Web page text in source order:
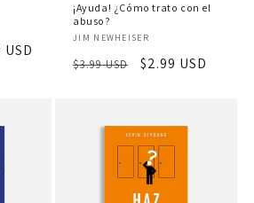
USD
¡Ayuda! ¿Cómo trato con el
abuso?
Proveedor:
JIM NEWHEISER
Precio
$3.99 USD
Precio
$2.99 USD